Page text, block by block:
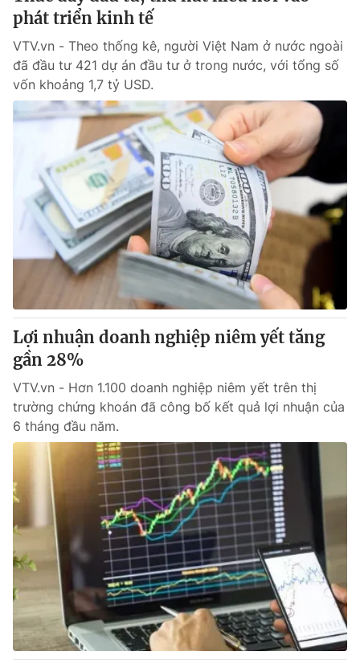
phát triển kinh tế
VTV.vn - Theo thống kê, người Việt Nam ở nước ngoài
đã đầu tư 421 dự án đầu tư ở trong nước, với tổng số
vốn khoảng 1,7 tỷ USD.
Lợi nhuận doanh nghiệp niêm yết tăng
gần 28%
VTV.vn - Hơn 1.100 doanh nghiệp niêm yết trên thị
trường chứng khoán đã công bố kết quả lợi nhuận của
6 tháng đầu năm.